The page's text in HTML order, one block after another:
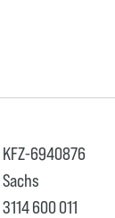
KFZ-6940876
Sachs
3114 600 011